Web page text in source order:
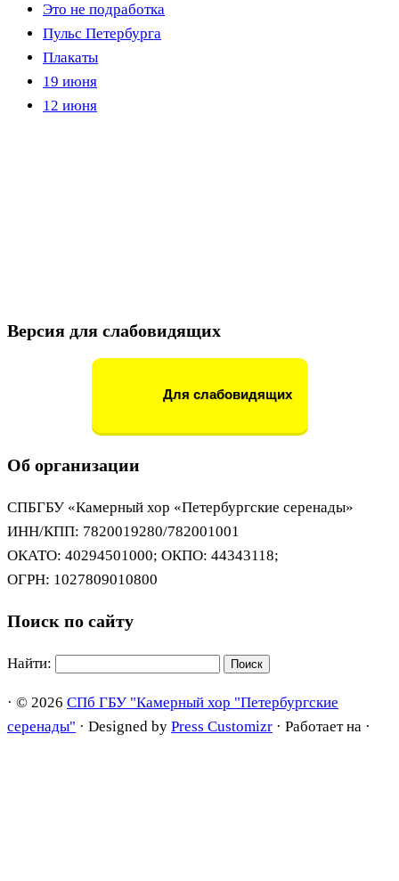
Это не подработка
Пульс Петербурга
Плакаты
19 июня
12 июня
Версия для слабовидящих
Для слабовидящих
Об организации
СПБГБУ «Камерный хор «Петербургские серенады»
ИНН/КПП: 7820019280/782001001
ОКАТО: 40294501000; ОКПО: 44343118;
ОГРН: 1027809010800
Поиск по сайту
Найти:
· © 2026 СПб ГБУ "Камерный хор "Петербургские
серенады" · Designed by Press Customizr · Работает на ·